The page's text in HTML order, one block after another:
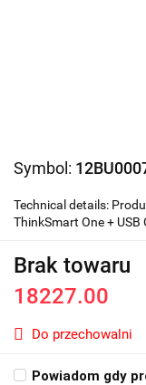
Symbol:
Technical details:
ThinkSmart One +
Brak towaru
18227.00
Do przechowalni
Powiadom gdy